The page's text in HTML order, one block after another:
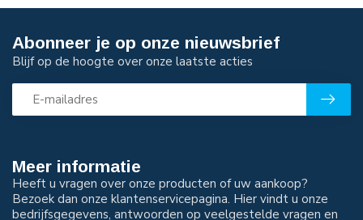
Meer informatie
Heeft u vragen over onze producten of uw aankoop?
Bezoek dan onze klantenservicepagina. Hier vindt u onze
bedrijfsgegevens, antwoorden op veelgestelde vragen en
Abonneer je op onze nieuwsbrief
Blijf op de hoogte over onze laatste acties